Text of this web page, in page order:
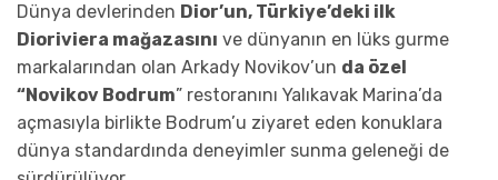
Dünya devlerinden Dior’un, Türkiye’deki ilk
Dioriviera mağazasını ve dünyanın en lüks gurme
markalarından olan Arkady Novikov’un da özel
“Novikov Bodrum” restoranını Yalıkavak Marina’da
açmasıyla birlikte Bodrum’u ziyaret eden konuklara
dünya standardında deneyimler sunma geleneği de